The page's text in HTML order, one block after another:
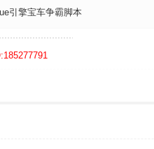
引擎宝车争霸脚本